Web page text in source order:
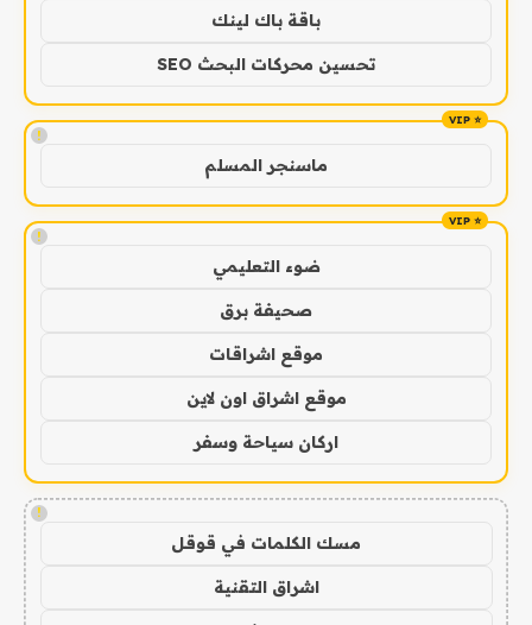
باقة باك لينك
تحسين محركات البحث SEO
!
ماسنجر المسلم
!
ضوء التعليمي
صحيفة برق
موقع اشراقات
موقع اشراق اون لاين
اركان سياحة وسفر
!
مسك الكلمات في قوقل
اشراق التقنية